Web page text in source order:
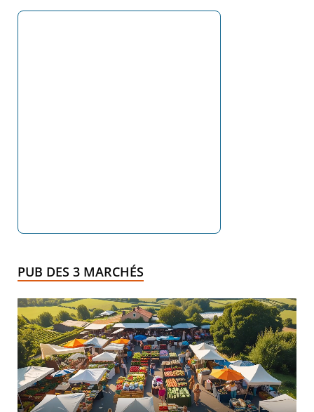
PUB DES 3 MARCHÉS